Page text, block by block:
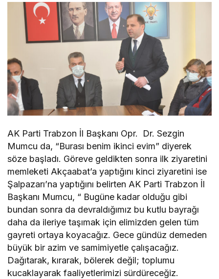
AK Parti Trabzon İl Başkanı Opr. Dr. Sezgin
Mumcu da, “Burası benim ikinci evim” diyerek
söze başladı. Göreve geldikten sonra ilk ziyaretini
memleketi Akçaabat’a yaptığını kinci ziyaretini ise
Şalpazarı’na yaptığını belirten AK Parti Trabzon İl
Başkanı Mumcu, “ Bugüne kadar olduğu gibi
bundan sonra da devraldığımız bu kutlu bayrağı
daha da ileriye taşımak için elimizden gelen tüm
gayreti ortaya koyacağız. Gece gündüz demeden
büyük bir azim ve samimiyetle çalışacağız.
Dağıtarak, kırarak, bölerek değil; toplumu
kucaklayarak faaliyetlerimizi sürdüreceğiz.